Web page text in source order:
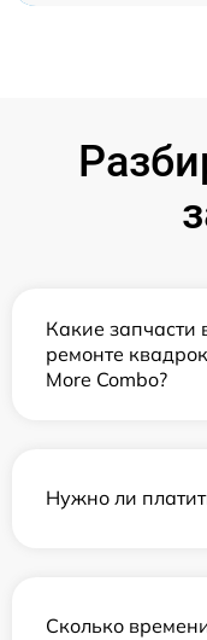
Какие запчасти
ремонте
More Combo?
Нужно ли
Сколько